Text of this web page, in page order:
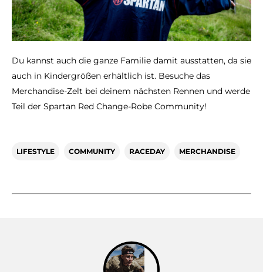
Du kannst auch die ganze Familie damit ausstatten, da sie
auch in Kindergrößen erhältlich ist. Besuche das
Merchandise-Zelt bei deinem nächsten Rennen und werde
Teil der Spartan Red Change-Robe Community!
LIFESTYLE COMMUNITY RACEDAY MERCHANDISE